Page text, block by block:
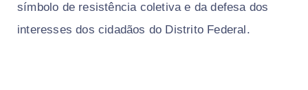
símbolo de resistência coletiva e da defesa dos
interesses dos cidadãos do Distrito Federal.